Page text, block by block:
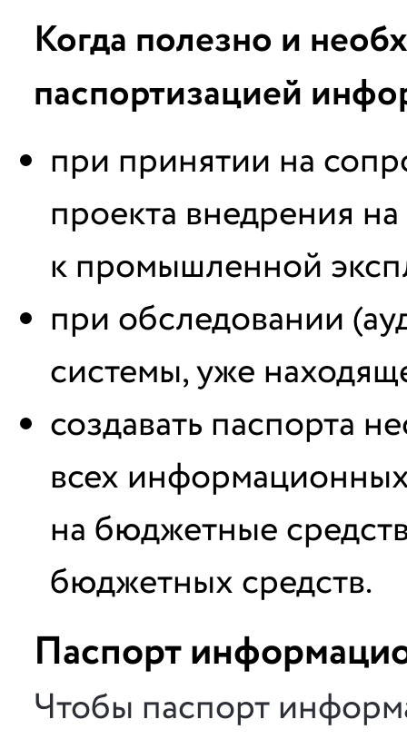
Когда полезно и
паспортизацией
при принятии на
проекта внедрения
к промышленной
при обследовании
системы, уже
создавать паспорта
всех
на бюджетные
бюджетных средств.
Паспорт
Чтобы паспорт